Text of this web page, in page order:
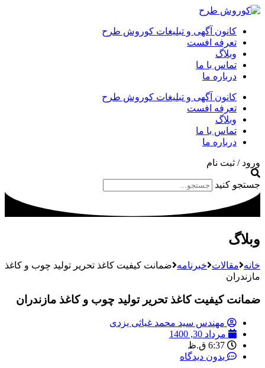
کانون آگهی و تبلیغات کوروش طرح
تعرفه افست
وبلاگ
تماس با ما
درباره ما
کانون آگهی و تبلیغات کوروش طرح
تعرفه افست
وبلاگ
تماس با ما
درباره ما
ورود / ثبت نام
جستجو کنید
وبلاگ
خانه مقالات خبرنامه ضمانت کیفیت کاغذ تحریر تولید چوب و کاغذ
مازندران
ضمانت کیفیت کاغذ تحریر تولید چوب و کاغذ مازندران
مهندس سید محمد غیاثی یزدی
مرداد 30, 1400
6:37 ق.ظ
بدون دیدگاه